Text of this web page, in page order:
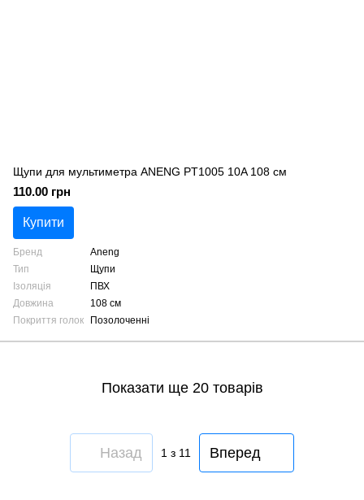
Щупи для мультиметра ANENG PT1005 10A 108 см
110.00 грн
Купити
Бренд
Aneng
Тип
Щупи
Ізоляція
ПВХ
Довжина
108 см
Покриття голок
Позолоченні
Показати ще 20 товарів
Назад 1 з 11 Вперед